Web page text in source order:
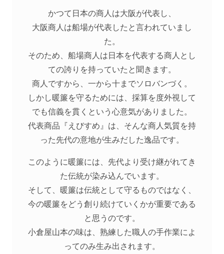
かつて日本の商人は大阪が代表し、
大阪商人は船場が代表したと言われていまし
た。
そのため、船場商人は日本を代表する商人とし
ての誇りを持っていたと聞きます。
商人ですから、一から十までソロバンづく。
しかし暖簾を守るためには、採算を度外視して
でも信義を貫くという心意気がありました。
代表商品『えびすめ』は、そんな商人気質を持
った先代の意地が生みだした逸品です。
このように暖簾には、先代より受け継がれてき
た伝統が染み込んでいます。
そして、暖簾は伝統として守るものではなく、
今の暖簾をどう創り続けていくかが重要である
と思うのです。
小倉屋山本の味は、熟練した職人の手作業によ
ってのみ生み出されます。